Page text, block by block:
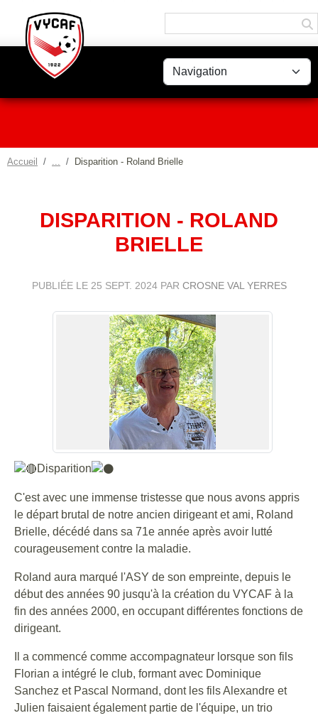
Accueil Disparition - Roland Brielle
DISPARITION - ROLAND
BRIELLE
PUBLIÉE LE 25 SEPT. 2024PAR CROSNE VAL YERRES
Disparition
C'est avec une immense tristesse que nous avons appris
le départ brutal de notre ancien dirigeant et ami, Roland
Brielle, décédé dans sa 71e année après avoir lutté
courageusement contre la maladie.
Roland aura marqué l'ASY de son empreinte, depuis le
début des années 90 jusqu'à la création du VYCAF à la
fin des années 2000, en occupant différentes fonctions de
dirigeant.
Il a commencé comme accompagnateur lorsque son fils
Florian a intégré le club, formant avec Dominique
Sanchez et Pascal Normand, dont les fils Alexandre et
Julien faisaient également partie de l'équipe, un trio